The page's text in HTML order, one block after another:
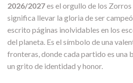
2026/2027es el orgullo de los
significa llevar la gloria de ser
escrito páginas inolvidables en los
del planeta. Es el símbolo de una
fronteras, donde cada partido es una
un grito de identidad y honor.